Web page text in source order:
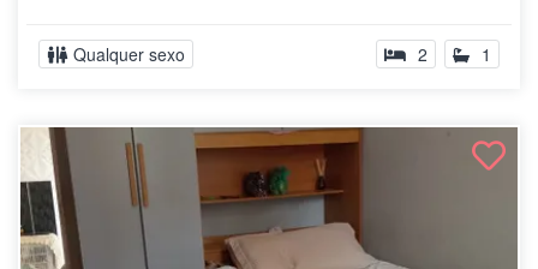
Qualquer sexo 2 1